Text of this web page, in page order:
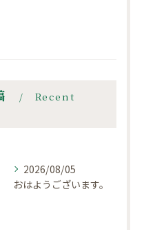
Recent
2026/08/05
おはようございます。